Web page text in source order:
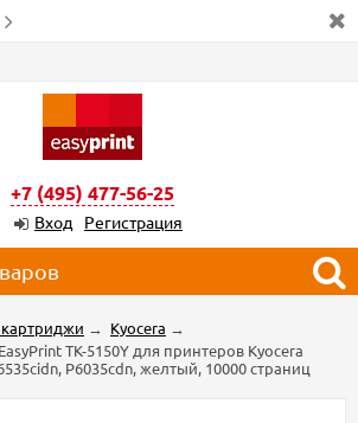
+7 (495) 477-56-25
Вход Регистрация
→ Kyocera →
TK-5150Y для принтеров Kyocera
P6035cdn, желтый, 10000 страниц